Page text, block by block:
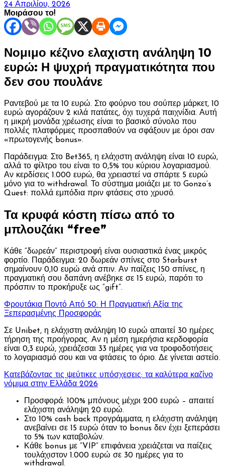
24 Απριλίου, 2026
Μοιράσου το!
Νομιμο κέζινο ελαχιστη ανάληψη 10
ευρώ: Η ψυχρή πραγματικότητα που
δεν σου πουλάνε
Ραντεβού με τα 10 ευρώ. Στο φούρνο του σούπερ μάρκετ, 10
ευρώ αγοράζουν 2 κιλά πατάτες, όχι τυχερά παιχνίδια. Αυτή
η μικρή μονάδα χρέωσης είναι το βασικό σύνολο που
πολλές πλατφόρμες προσπαθούν να σφάξουν με όροι σαν
«πρωτογενής bonus».
Παράδειγμα: Στο Bet365, η ελάχιστη ανάληψη είναι 10 ευρώ,
αλλά το φίλτρο του είναι το 0,5% του κύριου λογαριασμού.
Αν κερδίσεις 1.000 ευρώ, θα χρειαστεί να σπάρτε 5 ευρώ
μόνο για το withdrawal. Το σύστημα μοιάζει με το Gonzo’s
Quest: πολλά εμπόδια πριν φτάσεις στο χρυσό.
Τα κρυφά κόστη πίσω από το
μπλουζάκι “free”
Κάθε “δωρεάν” περιστροφή είναι ουσιαστικά ένας μικρός
φορτίο. Παράδειγμα: 20 δωρεάν σπίνες στο Starburst
σημαίνουν 0,10 ευρώ ανά σπιν. Αν παίζεις 150 σπίνες, η
πραγματική σου δαπάνη ανέβηκε σε 15 ευρώ, παρότι το
πρόσπιν το προκήρυξε ως “gift”.
Φρουτάκια Ποντό Από 50: Η Πραγματική Αξία της
Ξεπερασμένης Προσφοράς
Σε Unibet, η ελάχιστη ανάληψη 10 ευρώ απαιτεί 30 ημέρες
τήρηση της προήγορας. Αν η μέση ημερήσια κερδοφορία
είναι 0,3 ευρώ, χρειάζεσαι 33 ημέρες για να τροφοδοτήσεις
το λογαριασμό σου και να φτάσεις το όριο. Δε γίνεται αστείο.
Κατεβάζοντας τις ψεύτικες υπόσχεσεις: τα καλύτερα καζίνο
νόμιμα στην Ελλάδα 2026
Προσφορά: 100% μπόνους μέχρι 200 ευρώ – απαιτεί
ελάχιστη ανάληψη 20 ευρώ.
Στο 10% cash back προγράμματα, η ελάχιστη ανάληψη
ανεβαίνει σε 15 ευρώ όταν το bonus δεν έχει ξεπεράσει
το 5% των καταβολών.
Κάθε bonus με “VIP” επιφάνεια χρειάζεται να παίζεις
τουλάχιστον 1.000 ευρώ σε 30 ημέρες για το
withdrawal.